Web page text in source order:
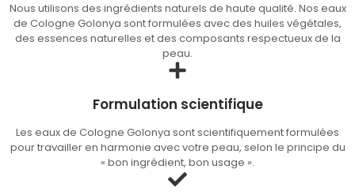
Nous utilisons des ingrédients naturels de haute qualité. Nos eaux
de Cologne Golonya sont formulées avec des huiles végétales,
des essences naturelles et des composants respectueux de la
peau.
Formulation scientifique
Les eaux de Cologne Golonya sont scientifiquement formulées
pour travailler en harmonie avec votre peau, selon le principe du
« bon ingrédient, bon usage ».